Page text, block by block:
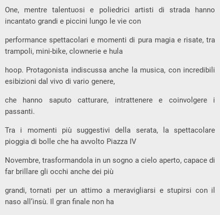
One, mentre talentuosi e poliedrici artisti di strada hanno
incantato grandi e piccini lungo le vie con
performance spettacolari e momenti di pura magia e risate, tra
trampoli, mini-bike, clownerie e hula
hoop. Protagonista indiscussa anche la musica, con incredibili
esibizioni dal vivo di vario genere,
che hanno saputo catturare, intrattenere e coinvolgere i
passanti.
Tra i momenti più suggestivi della serata, la spettacolare
pioggia di bolle che ha avvolto Piazza IV
Novembre, trasformandola in un sogno a cielo aperto, capace di
far brillare gli occhi anche dei più
grandi, tornati per un attimo a meravigliarsi e stupirsi con il
naso all’insù. Il gran finale non ha